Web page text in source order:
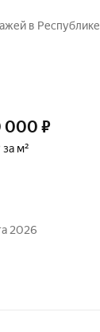
в Республике
000 ₽
м²
2026